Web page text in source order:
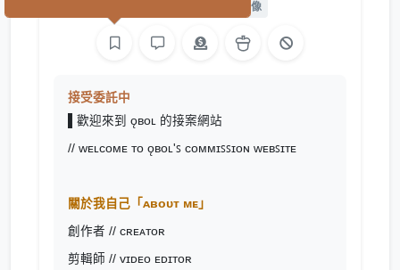
影像
接受委託中
▌歡迎來到 ǫʙᴏʟ 的接案網站
// ᴡᴇʟᴄᴏᴍᴇ ᴛᴏ ǫʙᴏʟ'ꜱ ᴄᴏᴍᴍɪꜱꜱɪᴏɴ ᴡᴇʙꜱɪᴛᴇ
關於我自己「ᴀʙᴏᴜᴛ ᴍᴇ」
創作者 // ᴄʀᴇᴀᴛᴏʀ
剪輯師 // ᴠɪᴅᴇᴏ ᴇᴅɪᴛᴏʀ